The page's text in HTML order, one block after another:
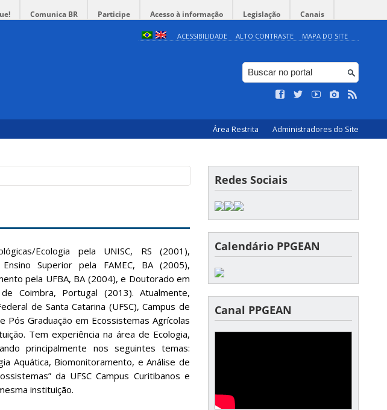
Comunica BR Participe Acesso à informação Legislação Canais
ACESSIBILIDADE ALTO CONTRASTE MAPA DO SITE
Área Restrita Administradores do Site
Ecologia pela UNISC, RS (2001),
Superior pela FAMEC, BA (2005),
pela UFBA, BA (2004), e Doutorado em
Coimbra, Portugal (2013). Atualmente,
de Santa Catarina (UFSC), Campus de
Pós Graduação em Ecossistemas Agrícolas
Tem experiência na área de Ecologia,
principalmente nos seguintes temas:
Aquática, Biomonitoramento, e Análise de
da UFSC Campus Curitibanos e
instituição.
Redes Sociais
Calendário PPGEAN
Canal PPGEAN